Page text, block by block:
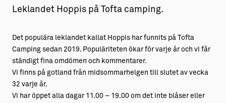
→ Tonårsliv
Leklandet Hoppis på Tofta camping.
Det populära leklandet kallat Hoppis har funnits på Tofta
Camping sedan 2019. Populäriteten ökar för varje år och vi får
ständigt fina omdömen och kommentarer.
Vi finns på gotland från midsommarhelgen till slutet av vecka
32 varje år.
Vi har öppet alla dagar 11.00 – 19.00 om det inte blåser eller